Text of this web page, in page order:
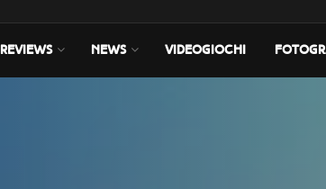
REVIEWS NEWS VIDEOGIOCHI